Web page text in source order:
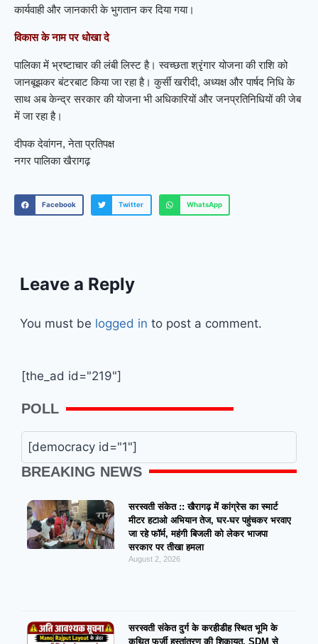
कार्यवाही और जानकारी के भुगतान कर दिया गया।
विकास के नाम पर धोखा दे
पालिका में भ्रष्टाचार की लंबी लिस्ट है। स्वच्छता श्रृंगार योजना की राशि को
जानबूझकर बंटरबाट किया जा रहा है। कुर्सी खरीदी, अध्यक्ष और पार्षद निधि के
साथ अब केन्द्र सरकार की योजना भी अधिकारियों और जनप्रतिनिधियों की जेब
में जा रहा है।
दीपक देवांगन, नेता प्रतिपक्ष
नगर पालिका खैरागढ़
Facebook Twitter WhatsApp
Leave a Reply
You must be logged in to post a comment.
[the_ad id="219"]
POLL
[democracy id="1"]
BREAKING NEWS
सरस्वती संकेत :: खैरागढ़ में कांग्रेस का स्मार्ट
मीटर हटाओ अभियान तेज, घर-घर पहुंचकर भरवाए
जा रहे फॉर्म, महंगी बिजली को लेकर भाजपा
सरकार पर तीखा हमला
August 2, 2026
सरस्वती संकेत दुर्ग के करहीडीह स्थित भूमि के
कथित फर्जी हस्तांतरण की शिकायत, SDM से